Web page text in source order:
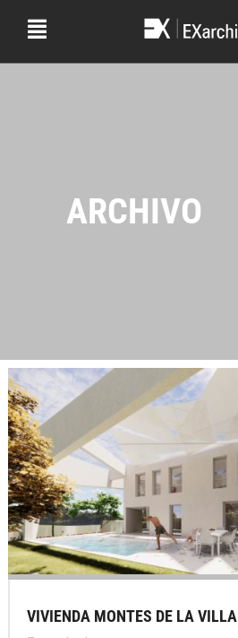
ARCHIVO
VIVIENDA MONTES DE LA VILLA